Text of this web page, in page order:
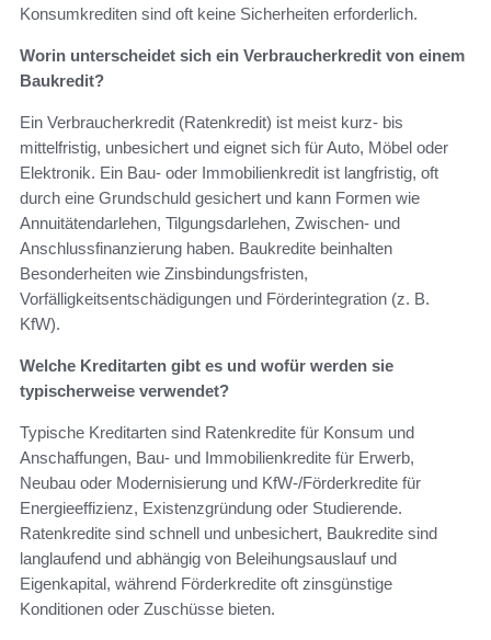
Konsumkrediten sind oft keine Sicherheiten erforderlich.
Worin unterscheidet sich ein Verbraucherkredit von einem
Baukredit?
Ein Verbraucherkredit (Ratenkredit) ist meist kurz- bis
mittelfristig, unbesichert und eignet sich für Auto, Möbel oder
Elektronik. Ein Bau- oder Immobilienkredit ist langfristig, oft
durch eine Grundschuld gesichert und kann Formen wie
Annuitätendarlehen, Tilgungsdarlehen, Zwischen- und
Anschlussfinanzierung haben. Baukredite beinhalten
Besonderheiten wie Zinsbindungsfristen,
Vorfälligkeitsentschädigungen und Förderintegration (z. B.
KfW).
Welche Kreditarten gibt es und wofür werden sie
typischerweise verwendet?
Typische Kreditarten sind Ratenkredite für Konsum und
Anschaffungen, Bau- und Immobilienkredite für Erwerb,
Neubau oder Modernisierung und KfW-/Förderkredite für
Energieeffizienz, Existenzgründung oder Studierende.
Ratenkredite sind schnell und unbesichert, Baukredite sind
langlaufend und abhängig von Beleihungsauslauf und
Eigenkapital, während Förderkredite oft zinsgünstige
Konditionen oder Zuschüsse bieten.